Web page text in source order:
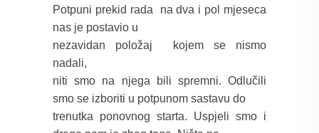
Potpuni prekid rada
na dva i pol mjeseca
nas je postavio u
nezavidan položaj
kojem se nismo
nadali,
niti smo na njega bili spremni. Odlučili
smo se izboriti u potpunom sastavu do
trenutka ponovnog starta. Uspjeli smo i